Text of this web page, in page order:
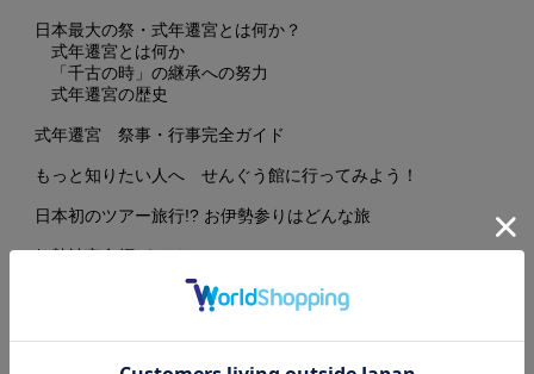
日本最大の祭・式年遷宮とは何か？
式年遷宮とは何か
「千古の時」の継承への努力
式年遷宮の歴史
式年遷宮 祭事・行事完全ガイド
もっと知りたい人へ せんぐう館に行ってみよう！
日本初のツアー旅行!? お伊勢参りはどんな旅
伊勢神宮参拝ガイド
豊受大神宮（外宮）
土宮／風宮